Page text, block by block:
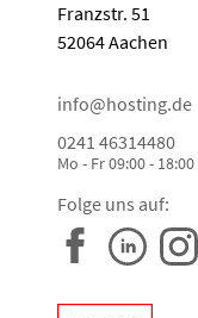
Franzstr. 51
52064 Aachen
info@hosting.de
0241 46314480
Mo - Fr 09:00 - 18:00
Folge uns auf: